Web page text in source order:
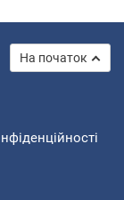
На початок